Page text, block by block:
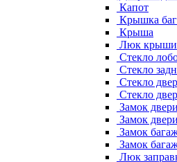
Капот
Крышка
Крыша
Люк крыши
Стекло
Стекло
Стекло
Стекло
Замок
Замок
Замок
Замок
Люк